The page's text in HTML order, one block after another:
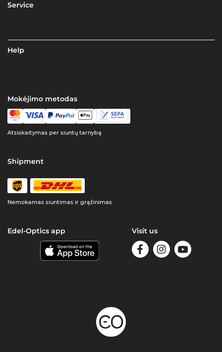
Service
Help
Mokėjimo metodas
Atsiskaitymas per siuntų tarnybą
Shipment
Nemokamas siuntimas ir grąžinimas
Edel-Optics app Visit us